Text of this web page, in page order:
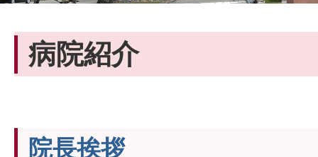
病院紹介
院長挨拶